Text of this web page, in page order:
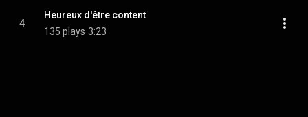
4
Heureux d'être content
135 plays 3:23